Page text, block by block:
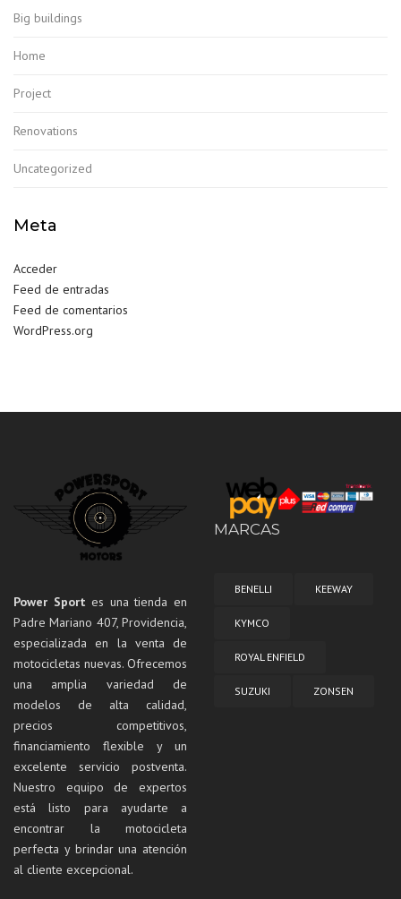
Big buildings
Home
Project
Renovations
Uncategorized
Meta
Acceder
Feed de entradas
Feed de comentarios
WordPress.org
Power Sport es una tienda en
Padre Mariano 407, Providencia,
especializada en la venta de
motocicletas nuevas. Ofrecemos
una amplia variedad de
modelos de alta calidad,
precios competitivos,
financiamiento flexible y un
excelente servicio postventa.
Nuestro equipo de expertos
está listo para ayudarte a
encontrar la motocicleta
perfecta y brindar una atención
al cliente excepcional.
MARCAS
BENELLI KEEWAY
KYMCO
ROYAL ENFIELD
SUZUKI ZONSEN